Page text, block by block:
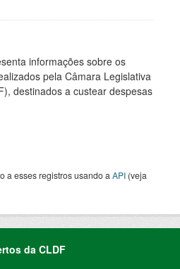
informações sobre os
pela Câmara Legislativa
destinados a custear despesas
a esses registros usando a API (veja
da CLDF